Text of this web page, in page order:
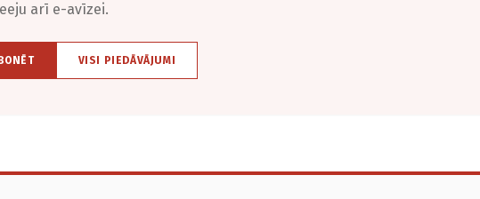
arī e-avīzei.
VISI PIEDĀVĀJUMI